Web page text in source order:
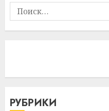
Найти:
РУБРИКИ